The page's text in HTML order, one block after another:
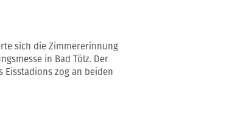
sich die Zimmererinnung
in Bad Tölz. Der
Eisstadions zog an beiden